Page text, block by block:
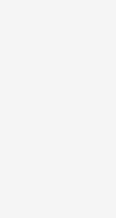
bậc nhất
TMV Ngọc Dung,
sự chỉn chu đến
kế hiện đại xen lẫn
thoải mái, thư giãn
dưỡng giữa lòng
chịu, ánh sáng dịu
đều được sắp đặt hài
đẹp.